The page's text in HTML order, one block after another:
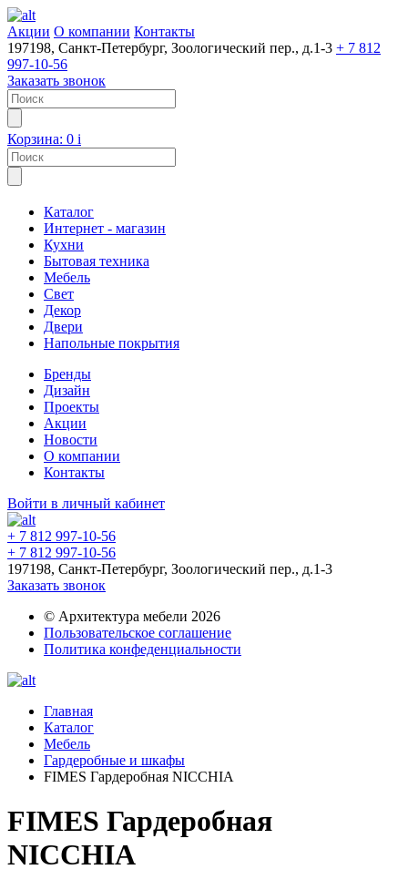
Акции О компании Контакты
197198, Санкт-Петербург, Зоологический пер., д.1-3 + 7 812
997-10-56
Заказать звонок
Корзина: 0 i
Каталог
Интернет - магазин
Кухни
Бытовая техника
Мебель
Свет
Декор
Двери
Напольные покрытия
Бренды
Дизайн
Проекты
Акции
Новости
О компании
Контакты
Войти в личный кабинет
+ 7 812 997-10-56
+ 7 812 997-10-56
197198, Санкт-Петербург, Зоологический пер., д.1-3
Заказать звонок
© Архитектура мебели 2026
Пользовательское соглашение
Политика конфеденциальности
Главная
Каталог
Мебель
Гардеробные и шкафы
FIMES Гардеробная NICCHIA
FIMES Гардеробная
NICCHIA